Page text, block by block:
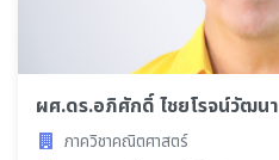
ผศ.ดร.อภิศักดิ์ ไชยโรจน์วัฒนา
ภาควิชาคณิตศาสตร์